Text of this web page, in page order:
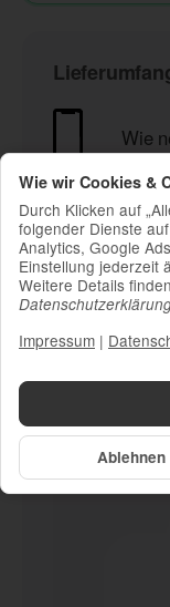
Wie
Um
weil
Ablehnen
Wie wir Cookies &
Durch Klicken auf
folgender Dienste
Analytics, Google
Einstellung jederzeit
Weitere Details
Impressum |